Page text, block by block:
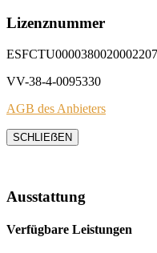
Lizenznummer
VV-38-4-0095330
AGB des Anbieters
SCHLIEẞEN
Ausstattung
Verfügbare Leistungen